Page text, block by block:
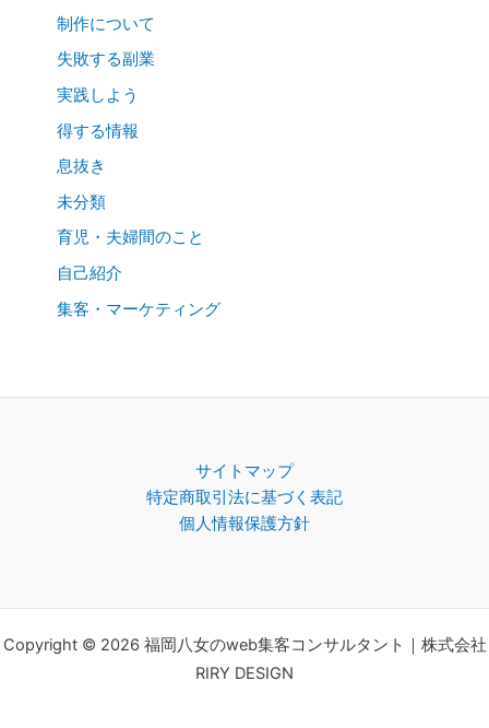
制作について
失敗する副業
実践しよう
得する情報
息抜き
未分類
育児・夫婦間のこと
自己紹介
集客・マーケティング
サイトマップ
特定商取引法に基づく表記
個人情報保護方針
Copyright © 2026 福岡八女のweb集客コンサルタント｜株式会社
RIRY DESIGN